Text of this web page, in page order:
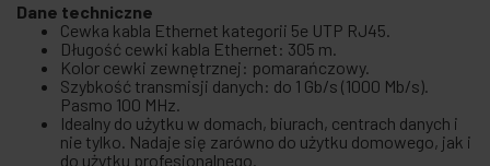
Dane techniczne
Cewka kabla Ethernet kategorii 5e UTP RJ45.
Długość cewki kabla Ethernet: 305 m.
Kolor cewki zewnętrznej: pomarańczowy.
Szybkość transmisji danych: do 1 Gb/s (1000 Mb/s).
Pasmo 100 MHz.
Idealny do użytku w domach, biurach, centrach danych i
nie tylko. Nadaje się zarówno do użytku domowego, jak i
do użytku profesjonalnego.